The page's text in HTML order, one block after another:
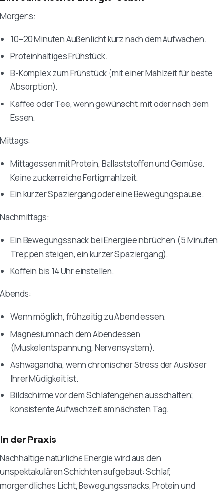
Morgens:
10–20 Minuten Außenlicht kurz nach dem Aufwachen.
Proteinhaltiges Frühstück.
B-Komplex zum Frühstück (mit einer Mahlzeit für beste
Absorption).
Kaffee oder Tee, wenn gewünscht, mit oder nach dem
Essen.
Mittags:
Mittagessen mit Protein, Ballaststoffen und Gemüse.
Keine zuckerreiche Fertigmahlzeit.
Ein kurzer Spaziergang oder eine Bewegungspause.
Nachmittags:
Ein Bewegungssnack bei Energieeinbrüchen (5 Minuten
Treppen steigen, ein kurzer Spaziergang).
Koffein bis 14 Uhr einstellen.
Abends:
Wenn möglich, frühzeitig zu Abend essen.
Magnesium nach dem Abendessen
(Muskelentspannung, Nervensystem).
Ashwagandha, wenn chronischer Stress der Auslöser
Ihrer Müdigkeit ist.
Bildschirme vor dem Schlafengehen ausschalten;
konsistente Aufwachzeit am nächsten Tag.
In der Praxis
Nachhaltige natürliche Energie wird aus den
unspektakulären Schichten aufgebaut: Schlaf,
morgendliches Licht, Bewegungssnacks, Protein und